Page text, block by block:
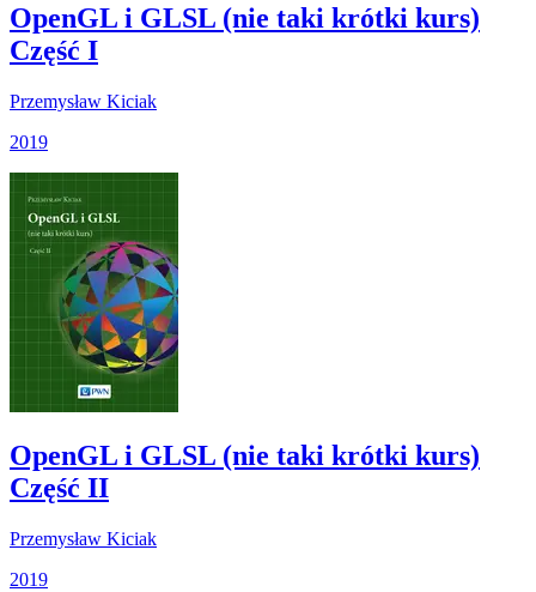
OpenGL i GLSL (nie taki krótki kurs)
Część I
Przemysław Kiciak
2019
OpenGL i GLSL (nie taki krótki kurs)
Część II
Przemysław Kiciak
2019